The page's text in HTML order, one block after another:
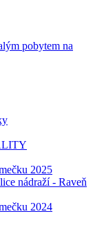
pobytem na
2025
nádraží - Raveň
2024